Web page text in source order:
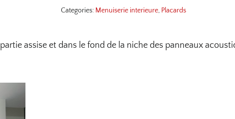
Categories: Menuiserie interieure, Placards
assise et dans le fond de la niche des panneaux